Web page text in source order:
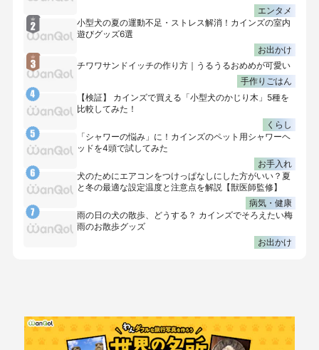
エンタメ
小型犬の夏の運動不足・ストレス解消！カインズの室内
遊びグッズ6選
お出かけ
チワワサンドイッチの作り方｜うるうるおめめが可愛い
手作りごはん
【検証】 カインズで買える「小型犬のかじり木」5種を
比較してみた！
くらし
「シャワーの悩み」に！カインズのペット用シャワーヘ
ッドを4頭で試してみた
お手入れ
犬のためにエアコンをつけっぱなしにした方がいい？夏
と冬の最適な設定温度と注意点を解説【獣医師監修】
病気・健康
雨の日の犬の散歩、どうする？ カインズでそろえたい梅
雨のお散歩グッズ
お出かけ